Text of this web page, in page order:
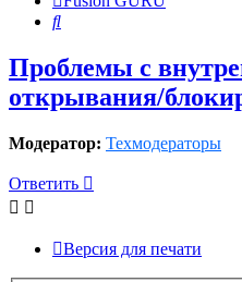
Поиск
Проблемы с
открывания/
Модератор: Техмодераторы
Ответить
Версия для печати